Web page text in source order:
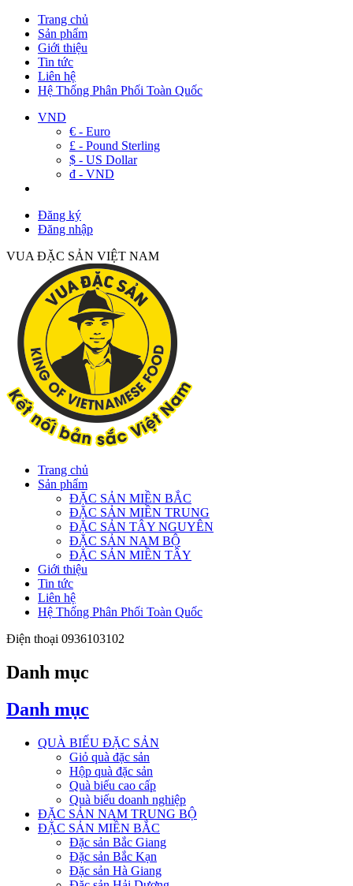
Trang chủ
Sản phẩm
Giới thiệu
Tin tức
Liên hệ
Hệ Thống Phân Phối Toàn Quốc
VND
€ - Euro
£ - Pound Sterling
$ - US Dollar
đ - VND
Đăng ký
Đăng nhập
VUA ĐẶC SẢN VIỆT NAM
Trang chủ
Sản phẩm
ĐẶC SẢN MIỀN BẮC
ĐẶC SẢN MIỀN TRUNG
ĐẶC SẢN TÂY NGUYÊN
ĐẶC SẢN NAM BỘ
ĐẶC SẢN MIỀN TÂY
Giới thiệu
Tin tức
Liên hệ
Hệ Thống Phân Phối Toàn Quốc
Điện thoại 0936103102
Danh mục
Danh mục
QUÀ BIẾU ĐẶC SẢN
Giỏ quà đặc sản
Hộp quà đặc sản
Quà biếu cao cấp
Quà biếu doanh nghiệp
ĐẶC SẢN NAM TRUNG BỘ
ĐẶC SẢN MIỀN BẮC
Đặc sản Bắc Giang
Đặc sản Bắc Kạn
Đặc sản Hà Giang